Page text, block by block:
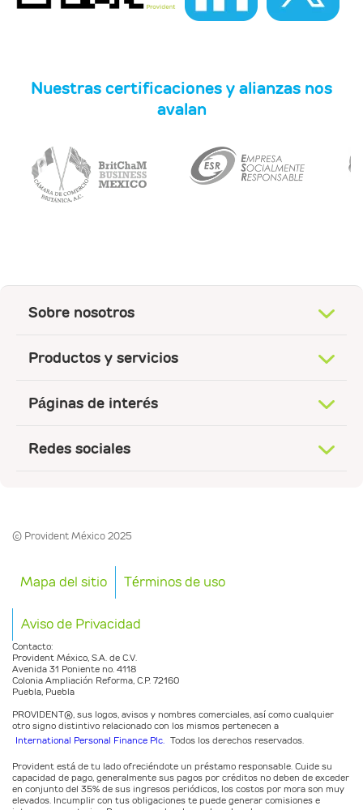
Nuestras certificaciones y alianzas nos
avalan
Sobre nosotros
Productos y servicios
Páginas de interés
Redes sociales
© Provident México 2025
Mapa del sitio Términos de uso
Aviso de Privacidad
Contacto:
Provident México, S.A. de C.V.
Avenida 31 Poniente no. 4118
Colonia Ampliación Reforma, C.P. 72160
Puebla, Puebla
PROVIDENT®️, sus logos, avisos y nombres comerciales, así como cualquier
otro signo distintivo relacionado con los mismos pertenecen a
International Personal Finance Plc. Todos los derechos reservados.
Provident está de tu lado ofreciéndote un préstamo responsable. Cuide su
capacidad de pago, generalmente sus pagos por créditos no deben de exceder
en conjunto del 35% de sus ingresos periódicos, los costos por mora son muy
elevados. Incumplir con tus obligaciones te puede generar comisiones e